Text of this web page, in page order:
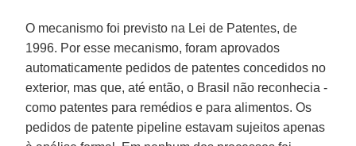
O mecanismo foi previsto na Lei de Patentes, de
1996. Por esse mecanismo, foram aprovados
automaticamente pedidos de patentes concedidos no
exterior, mas que, até então, o Brasil não reconhecia -
como patentes para remédios e para alimentos. Os
pedidos de patente pipeline estavam sujeitos apenas